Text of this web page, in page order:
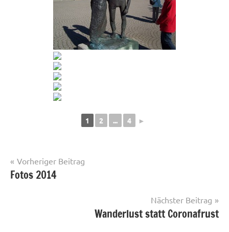
1 2 ... 4 ►
Fotos
Beitragsnavigation
Vorheriger Beitrag
Fotos 2014
Nächster Beitrag
Wanderlust statt Coronafrust